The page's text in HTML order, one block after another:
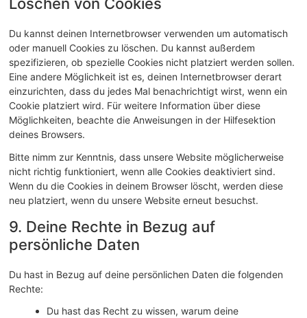
Du kannst deinen Internetbrowser verwenden um automatisch
oder manuell Cookies zu löschen. Du kannst außerdem
spezifizieren, ob spezielle Cookies nicht platziert werden sollen.
Eine andere Möglichkeit ist es, deinen Internetbrowser derart
einzurichten, dass du jedes Mal benachrichtigt wirst, wenn ein
Cookie platziert wird. Für weitere Information über diese
Möglichkeiten, beachte die Anweisungen in der Hilfesektion
deines Browsers.
Bitte nimm zur Kenntnis, dass unsere Website möglicherweise
nicht richtig funktioniert, wenn alle Cookies deaktiviert sind.
Wenn du die Cookies in deinem Browser löscht, werden diese
neu platziert, wenn du unsere Website erneut besuchst.
9. Deine Rechte in Bezug auf
persönliche Daten
Du hast in Bezug auf deine persönlichen Daten die folgenden
Rechte:
Du hast das Recht zu wissen, warum deine